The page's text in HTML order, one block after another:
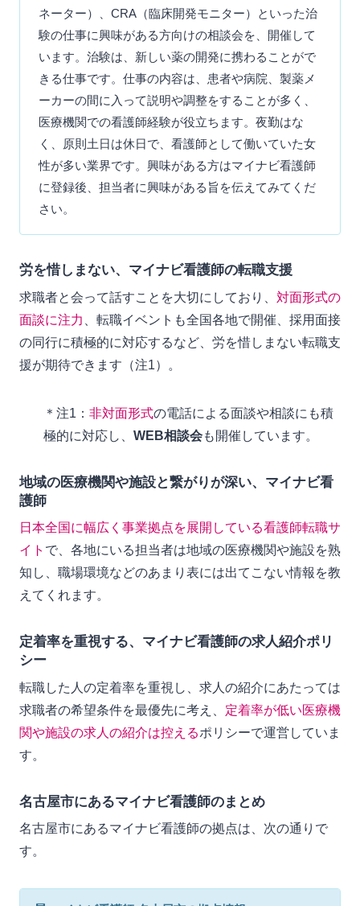
ネーター）、CRA（臨床開発モニター）といった治
験の仕事に興味がある方向けの相談会を、開催して
います。治験は、新しい薬の開発に携わることがで
きる仕事です。仕事の内容は、患者や病院、製薬メ
ーカーの間に入って説明や調整をすることが多く、
医療機関での看護師経験が役立ちます。夜勤はな
く、原則土日は休日で、看護師として働いていた女
性が多い業界です。興味がある方はマイナビ看護師
に登録後、担当者に興味がある旨を伝えてみてくだ
さい。
労を惜しまない、マイナビ看護師の転職支援
求職者と会って話すことを大切にしており、 対面形式の
面談に注力
、転職イベントも全国各地で開催、採用面接
の同行に積極的に対応するなど、労を惜しまない転職支
援が期待できます（注1）。
＊注1： 非対面形式の電話による面談や相談にも積
極的に対応し、 WEB相談会も開催しています。
地域の医療機関や施設と繋がりが深い、マイナビ看
護師
日本全国に幅広く事業拠点を展開している看護師転職サ
イト で、各地にいる担当者は地域の医療機関や施設を熟
知し、職場環境などのあまり表には出てこない情報を教
えてくれます。
定着率を重視する、マイナビ看護師の求人紹介ポリ
シー
転職した人の定着率を重視し、求人の紹介にあたっては
求職者の希望条件を最優先に考え、 定着率が低い医療機
関や施設の求人の紹介は控えるポリシーで運営していま
す。
名古屋市にあるマイナビ看護師のまとめ
名古屋市にあるマイナビ看護師の拠点は、次の通りで
す。